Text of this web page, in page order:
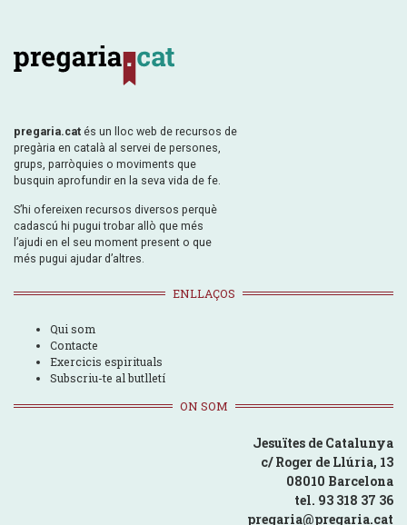
pregaria.cat és un lloc web de recursos de
pregària en català al servei de persones,
grups, parròquies o moviments que
busquin aprofundir en la seva vida de fe.
S’hi ofereixen recursos diversos perquè
cadascú hi pugui trobar allò que més
l’ajudi en el seu moment present o que
més pugui ajudar d’altres.
ENLLAÇOS
Qui som
Contacte
Exercicis espirituals
Subscriu-te al butlletí
ON SOM
Jesuïtes de Catalunya
c/ Roger de Llúria, 13
08010 Barcelona
tel. 93 318 37 36
pregaria@pregaria.cat